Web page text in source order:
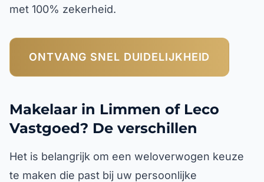
met 100% zekerheid.
ONTVANG SNEL DUIDELIJKHEID
Makelaar in Limmen of Leco
Vastgoed? De verschillen
Het is belangrijk om een weloverwogen keuze
te maken die past bij uw persoonlijke